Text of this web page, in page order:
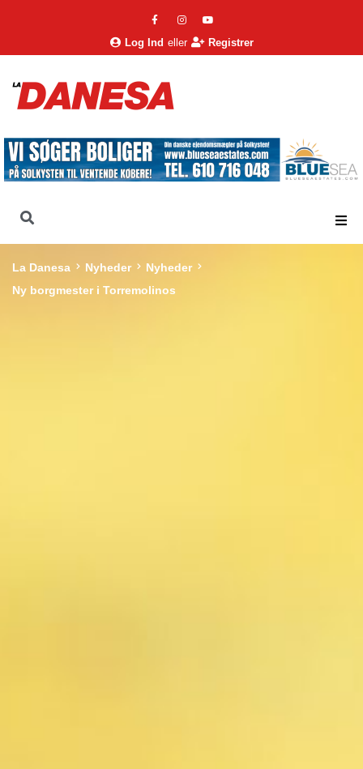
Log Ind eller Registrer
La Danesa Nyheder
Nyheder
Ny borgmester i Torremolinos